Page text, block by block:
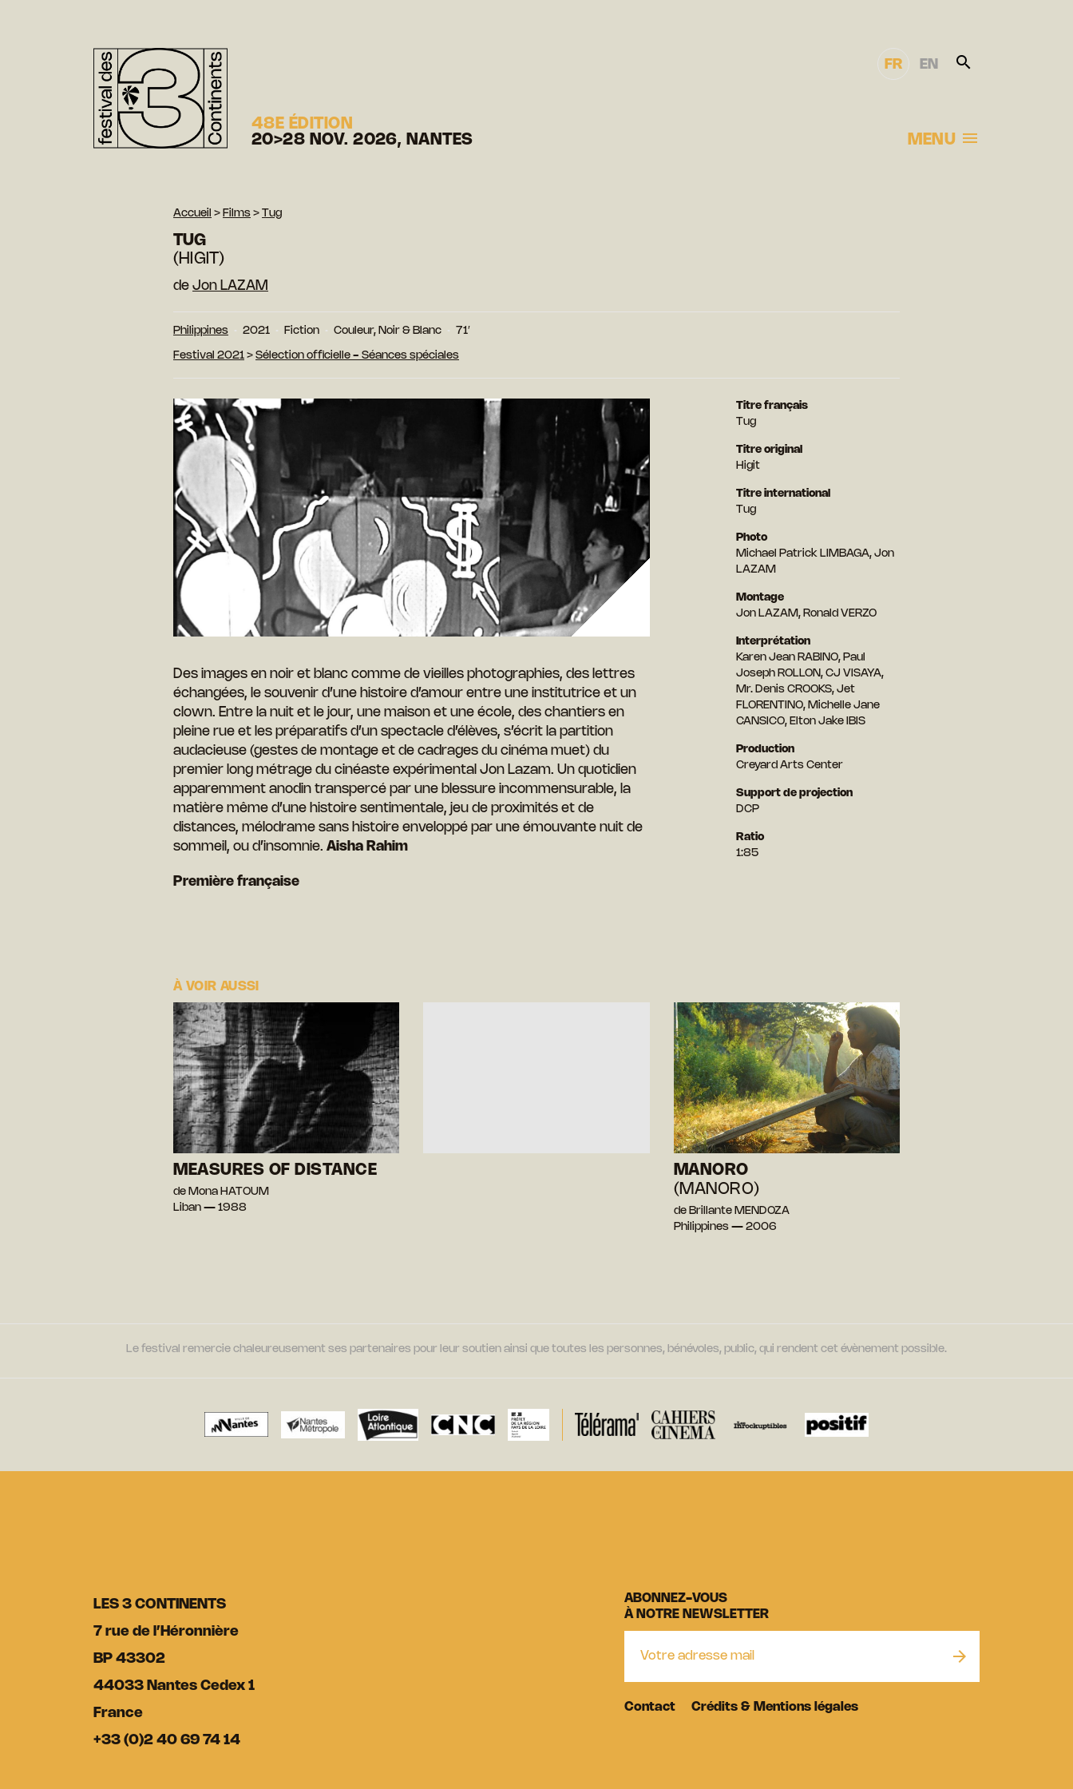
48E ÉDITION
20>28 NOV. 2026, NANTES
FR EN
MENU
Accueil > Films > Tug
TUG
(HIGIT)
de Jon LAZAM
Philippines 2021 Fiction Couleur, Noir & Blanc 71′
Festival 2021 > Sélection officielle - Séances spéciales
Des images en noir et blanc comme de vieilles photographies, des lettres
échangées, le souvenir d’une histoire d’amour entre une institutrice et un
clown. Entre la nuit et le jour, une maison et une école, des chantiers en
pleine rue et les préparatifs d’un spectacle d’élèves, s’écrit la partition
audacieuse (gestes de montage et de cadrages du cinéma muet) du
premier long métrage du cinéaste expérimental Jon Lazam. Un quotidien
apparemment anodin transpercé par une blessure incommensurable, la
matière même d’une histoire sentimentale, jeu de proximités et de
distances, mélodrame sans histoire enveloppé par une émouvante nuit de
sommeil, ou d’insomnie. Aisha Rahim
Première française
Titre français
Tug
Titre original
Higit
Titre international
Tug
Photo
Michael Patrick LIMBAGA, Jon
LAZAM
Montage
Jon LAZAM, Ronald VERZO
Interprétation
Karen Jean RABINO, Paul
Joseph ROLLON, CJ VISAYA,
Mr. Denis CROOKS, Jet
FLORENTINO, Michelle Jane
CANSICO, Elton Jake IBIS
Production
Creyard Arts Center
Support de projection
DCP
Ratio
1:85
À VOIR AUSSI
MEASURES OF DISTANCE
de Mona HATOUM
Liban — 1988
MANORO
(MANORO)
de Brillante MENDOZA
Philippines — 2006
Le festival remercie chaleureusement ses partenaires pour leur soutien ainsi que toutes les personnes, bénévoles, public, qui rendent cet évènement possible.
LES 3 CONTINENTS
7 rue de l’Héronnière
BP 43302
44033 Nantes Cedex 1
France
+33 (0)2 40 69 74 14
ABONNEZ-VOUS
À NOTRE NEWSLETTER
Contact Crédits & Mentions légales